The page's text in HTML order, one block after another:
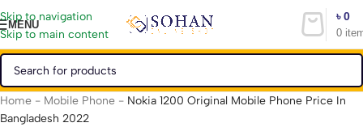
Skip to navigation
Skip to main content
MENU
0
৳0
Home - Mobile Phone - Nokia 1200 Original Mobile Phone Price In
Bangladesh 2022